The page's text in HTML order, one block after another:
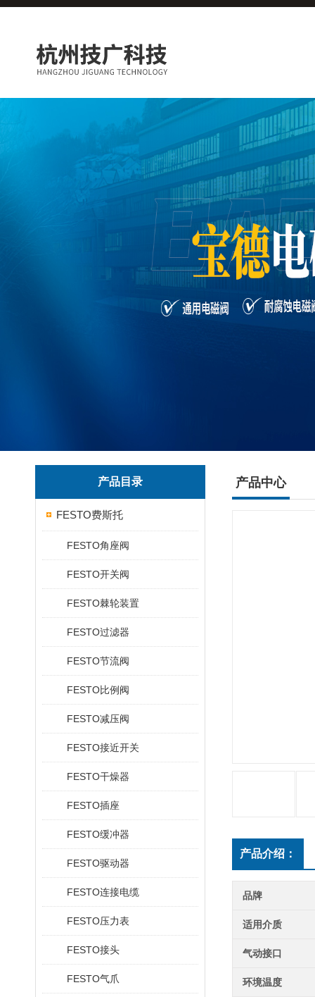
产品目录
FESTO费斯托
FESTO角座阀
FESTO开关阀
FESTO棘轮装置
FESTO过滤器
FESTO节流阀
FESTO比例阀
FESTO减压阀
FESTO接近开关
FESTO干燥器
FESTO插座
FESTO缓冲器
FESTO驱动器
FESTO连接电缆
FESTO压力表
FESTO接头
FESTO气爪
产品中心
产品介绍：
品牌
适用介质
气动接口
环境温度